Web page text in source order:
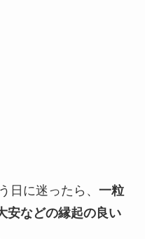
日に迷ったら、 一粒
安などの縁起の良い